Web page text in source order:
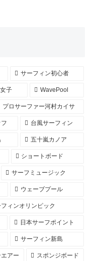
サーフィン初心者
子 WavePool
プロサーファー河村カイサ
台風サーフィン
五十嵐カノア
ショートボード
サーフミュージック
ウェーブプール
ィンオリンピック
日本サーフポイント
サーフィン新島
アー スポンジボード